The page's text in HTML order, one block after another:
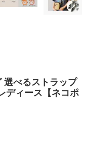
べるストラップ
ディース【ネコポ